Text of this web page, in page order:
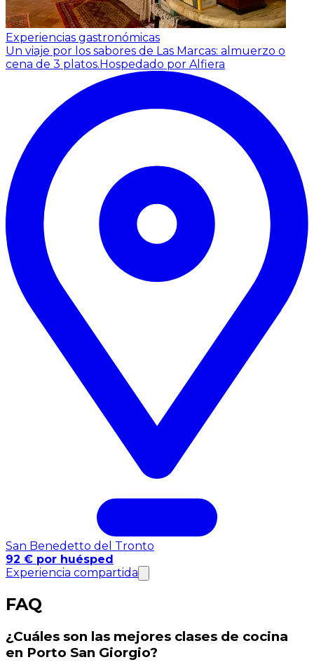
Experiencias gastronómicas
Un viaje por los sabores de Las Marcas: almuerzo o
cena de 3 platos.Hospedado por Alfiera
San Benedetto del Tronto
92 € por huésped
Experiencia compartida
FAQ
¿Cuáles son las mejores clases de cocina
en Porto San Giorgio?